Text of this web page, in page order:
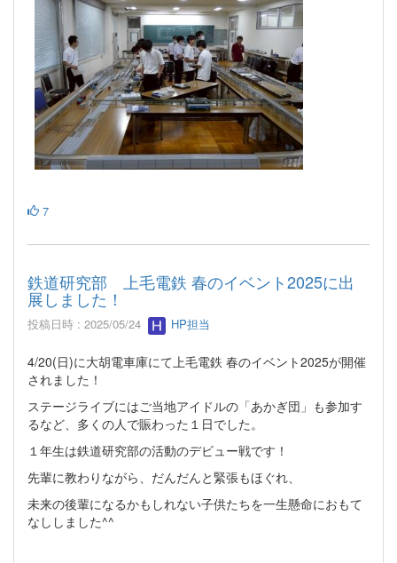
7
鉄道研究部 上毛電鉄 春のイベント2025に出
展しました！
投稿日時 : 2025/05/24 HP担当
4/20(日)に大胡電車庫にて上毛電鉄 春のイベント2025が開催
されました！
ステージライブにはご当地アイドルの「あかぎ団」も参加す
るなど、多くの人で賑わった１日でした。
１年生は鉄道研究部の活動のデビュー戦です！
先輩に教わりながら、だんだんと緊張もほぐれ、
未来の後輩になるかもしれない子供たちを一生懸命におもて
なししました^^